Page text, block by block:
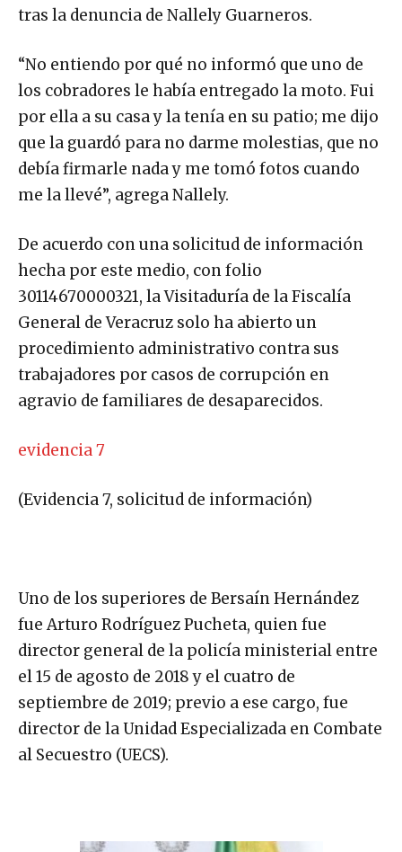
tras la denuncia de Nallely Guarneros.
“No entiendo por qué no informó que uno de
los cobradores le había entregado la moto. Fui
por ella a su casa y la tenía en su patio; me dijo
que la guardó para no darme molestias, que no
debía firmarle nada y me tomó fotos cuando
me la llevé”, agrega Nallely.
De acuerdo con una solicitud de información
hecha por este medio, con folio
30114670000321, la Visitaduría de la Fiscalía
General de Veracruz solo ha abierto un
procedimiento administrativo contra sus
trabajadores por casos de corrupción en
agravio de familiares de desaparecidos.
evidencia 7
(Evidencia 7, solicitud de información)
Uno de los superiores de Bersaín Hernández
fue Arturo Rodríguez Pucheta, quien fue
director general de la policía ministerial entre
el 15 de agosto de 2018 y el cuatro de
septiembre de 2019; previo a ese cargo, fue
director de la Unidad Especializada en Combate
al Secuestro (UECS).